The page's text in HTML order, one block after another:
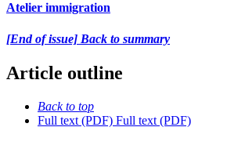
Atelier immigration
[End of issue] Back to summary
Article outline
Back to top
Full text (PDF) Full text (PDF)